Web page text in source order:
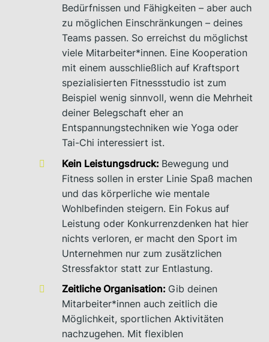
Bedürfnissen und Fähigkeiten – aber auch
zu möglichen Einschränkungen – deines
Teams passen. So erreichst du möglichst
viele Mitarbeiter*innen. Eine Kooperation
mit einem ausschließlich auf Kraftsport
spezialisierten Fitnessstudio ist zum
Beispiel wenig sinnvoll, wenn die Mehrheit
deiner Belegschaft eher an
Entspannungstechniken wie Yoga oder
Tai-Chi interessiert ist.
Kein Leistungsdruck: Bewegung und
Fitness sollen in erster Linie Spaß machen
und das körperliche wie mentale
Wohlbefinden steigern. Ein Fokus auf
Leistung oder Konkurrenzdenken hat hier
nichts verloren, er macht den Sport im
Unternehmen nur zum zusätzlichen
Stressfaktor statt zur Entlastung.
Zeitliche Organisation: Gib deinen
Mitarbeiter*innen auch zeitlich die
Möglichkeit, sportlichen Aktivitäten
nachzugehen. Mit flexiblen